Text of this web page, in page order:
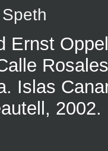
Ernst
Islas
2002.